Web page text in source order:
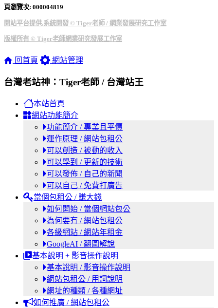
頁瀏覽次: 000004819
開站平台提供,系統開發 © Tiger老師 / 網業發展研究工作室
版權所有 © Tiger老師網業研究發展工作室
回首頁 網站管理
台灣老站神：Tiger老師 / 台灣站王
本站首頁
網站功能簡介
功能簡介 / 專業且平價
運作原理 / 網站包租公
可以創造 / 被動的收入
可以學到 / 更新的技術
可以發佈 / 自己的新聞
可以自己 / 免費打廣告
當個包租公 / 賺大錢
如何開始 / 當個網站包公
為何要有 / 網站包租公
各級網站 / 網站年租金
GoogleAI / 翻圖解說
基本說明 + 影音操作說明
基本說明 / 影音操作說明
網站包租公 / 用詞說明
網址的種類 / 各種網址
如何推廣 / 網站包租公